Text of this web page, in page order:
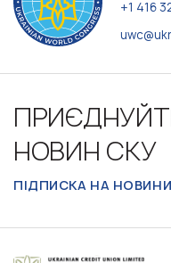
+1 416
НОВИН СКУ
ПІДПИСКА НА